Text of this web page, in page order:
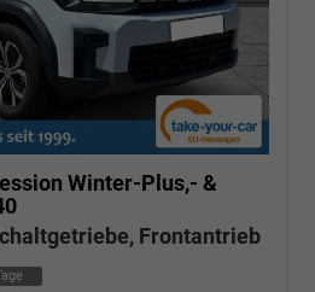
Winter-Plus,- &
Frontantrieb